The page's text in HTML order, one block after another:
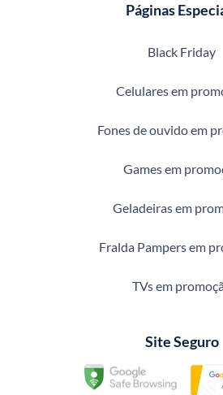
Páginas
Black Friday
Celulares em
Fones de ouvido em
Games em
Geladeiras em
Fralda Pampers em
TVs em
Site Seguro